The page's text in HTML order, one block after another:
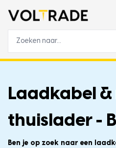
Laadkabel
thuislader -
Ben je op zoek naar een